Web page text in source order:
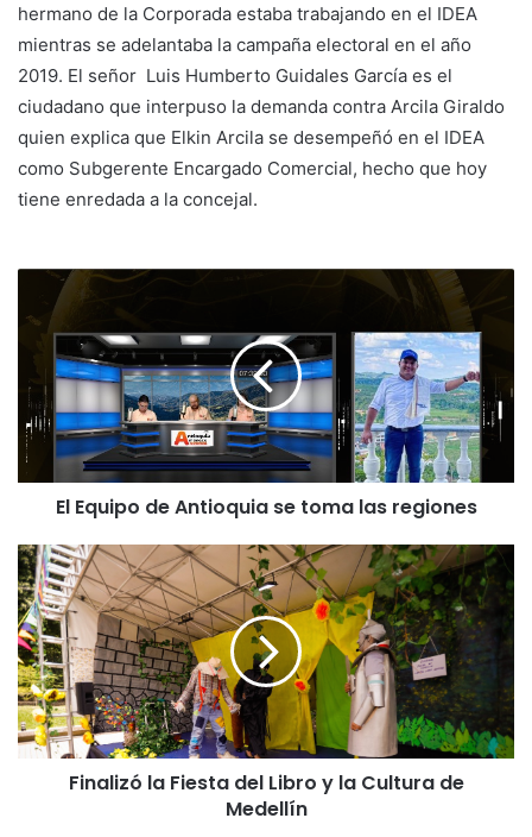
hermano de la Corporada estaba trabajando en el IDEA
mientras se adelantaba la campaña electoral en el año
2019. El señor Luis Humberto Guidales García es el
ciudadano que interpuso la demanda contra Arcila Giraldo
quien explica que Elkin Arcila se desempeñó en el IDEA
como Subgerente Encargado Comercial, hecho que hoy
tiene enredada a la concejal.
El Equipo de Antioquia se toma las regiones
Finalizó la Fiesta del Libro y la Cultura de
Medellín